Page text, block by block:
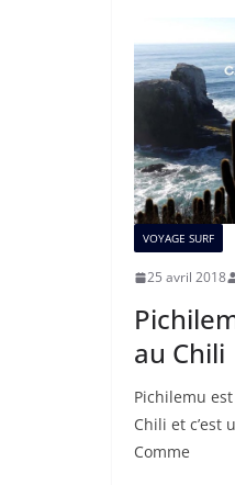
VOYAGE SURF
25 avril 2018
au Chili
Pichilemu
Chili et c’est
Comme